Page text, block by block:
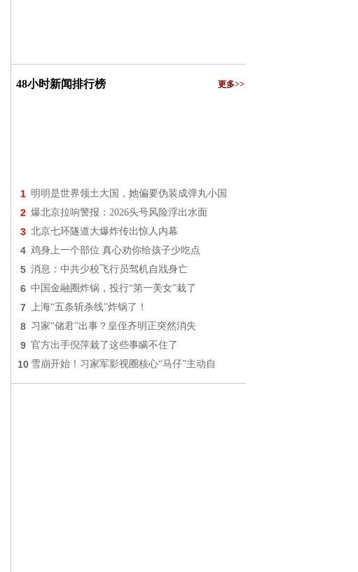
48小时新闻排行榜 更多>>
1 明明是世界领土大国，她偏要伪装成弹丸小国
2 爆北京拉响警报：2026头号风险浮出水面
3 北京七环隧道大爆炸传出惊人内幕
4 鸡身上一个部位 真心劝你给孩子少吃点
5 消息：中共少校飞行员驾机自戕身亡
6 中国金融圈炸锅，投行“第一美女”栽了
7 上海“五条斩杀线”炸锅了！
8 习家“储君”出事？皇侄齐明正突然消失
9 官方出手倪萍栽了这些事瞒不住了
10 雪崩开始！习家军影视圈核心“马仔”主动自